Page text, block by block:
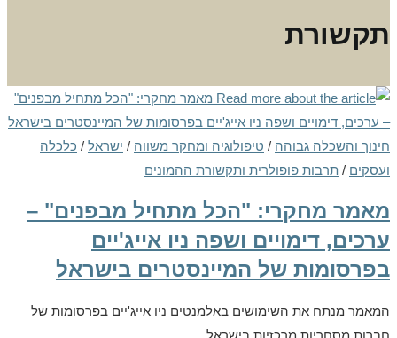
תקשורת
חינוך והשכלה גבוהה / טיפולוגיה ומחקר משווה / ישראל / כלכלה
ועסקים / תרבות פופולרית ותקשורת ההמונים
מאמר מחקרי: "הכל מתחיל מבפנים" –
ערכים, דימויים ושפה ניו אייג'יים
בפרסומות של המיינסטרים בישראל
המאמר מנתח את השימושים באלמנטים ניו אייג'יים בפרסומות של
חברות מסחריות מרכזיות בישראל.